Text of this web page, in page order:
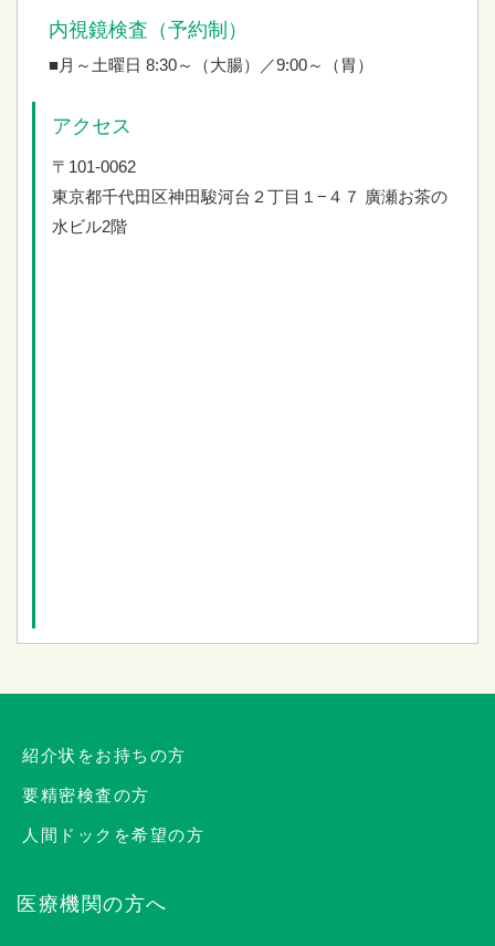
内視鏡検査（予約制）
■月～土曜日 8:30～（大腸）／9:00～（胃）
アクセス
〒101-0062
東京都千代田区神田駿河台２丁目１−４７ 廣瀬お茶の
水ビル2階
紹介状をお持ちの方
要精密検査の方
人間ドックを希望の方
医療機関の方へ